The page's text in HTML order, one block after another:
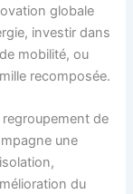
globale
investir dans
mobilité, ou
recomposée.
regroupement de
une
du